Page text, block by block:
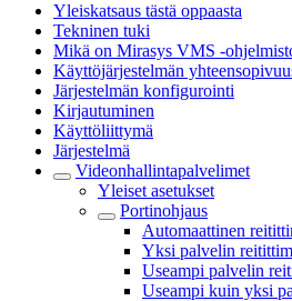
Yleiskatsaus tästä oppaasta
Tekninen tuki
Mikä on Mirasys VMS -
Käyttöjärjestelmän
Järjestelmän konfigurointi
Kirjautuminen
Käyttöliittymä
Järjestelmä
Videonhallintapalvelimet
Yleiset asetukset
Portinohjaus
Automaattinen
Yksi palvelin
Useampi palvelin
Useampi kuin yksi